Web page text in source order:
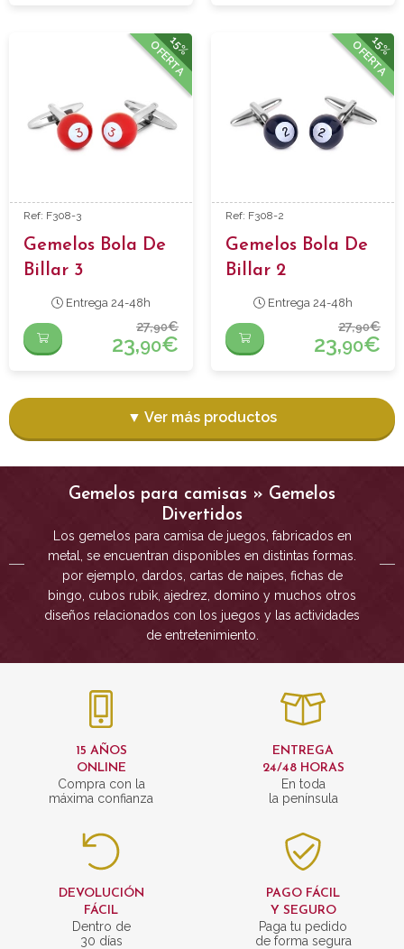
Gemelos para camisas » Gemelos
Divertidos
Los gemelos para camisa de juegos, fabricados en
metal, se encuentran disponibles en distintas formas.
por ejemplo, dardos, cartas de naipes, fichas de
bingo, cubos rubik, ajedrez, domino y muchos otros
diseños relacionados con los juegos y las actividades
de entretenimiento.
15%
OFERTA
Ref: F308-3
Gemelos Bola De
Billar 3
Entrega 24-48h
27,90€
23,90€
15%
OFERTA
Ref: F308-2
Gemelos Bola De
Billar 2
Entrega 24-48h
27,90€
23,90€
▼ Ver más productos
15 AÑOS
ONLINE
Compra con la
máxima confianza
ENTREGA
24/48 HORAS
En toda
la península
DEVOLUCIÓN
FÁCIL
Dentro de
30 días
PAGO FÁCIL
Y SEGURO
Paga tu pedido
de forma segura